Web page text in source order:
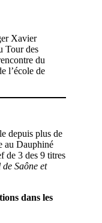
Xavier
Tour des
du
l’école de
depuis plus de
au Dauphiné
de 3 des 9 titres
Saône et
dans les